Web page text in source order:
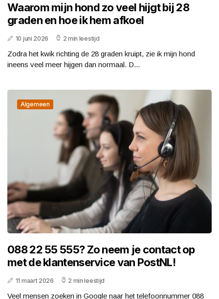
Waarom mijn hond zo veel hijgt bij 28
graden en hoe ik hem afkoel
10 juni 2026 2 min leestijd
Zodra het kwik richting de 28 graden kruipt, zie ik mijn hond
ineens veel meer hijgen dan normaal. D...
Algemeen
088 22 55 555? Zo neem je contact op
met de klantenservice van PostNL!
11 maart 2026 2 min leestijd
Veel mensen zoeken in Google naar het telefoonnummer 088